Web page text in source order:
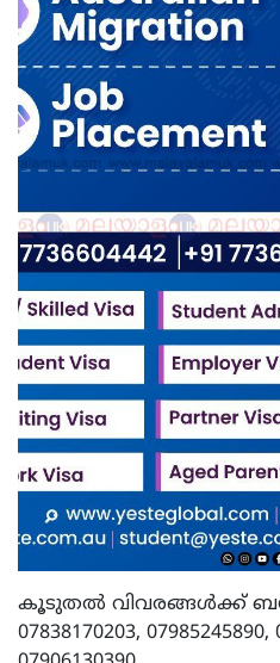
കൂടുതൽ വിവരങ്ങൾക്ക്
07838170203, 07985245890,